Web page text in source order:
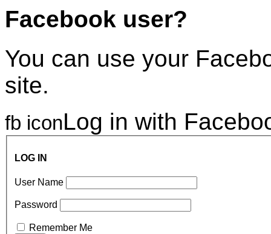
Facebook user?
You can use your
site.
fb iconLog in with
LOG IN
User Name
Password
Remember Me